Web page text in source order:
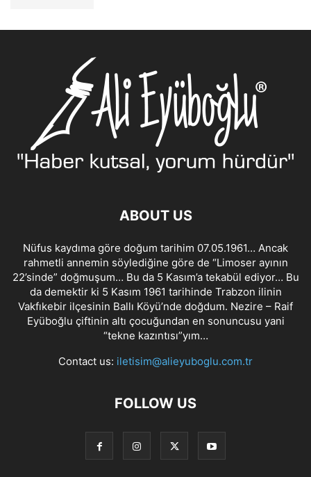
ABOUT US
Nüfus kaydıma göre doğum tarihim 07.05.1961… Ancak
rahmetli annemin söylediğine göre de “Limoser ayının
22’sinde” doğmuşum… Bu da 5 Kasım’a tekabül ediyor… Bu
da demektir ki 5 Kasım 1961 tarihinde Trabzon ilinin
Vakfıkebir ilçesinin Ballı Köyü’nde doğdum. Nezire – Raif
Eyüboğlu çiftinin altı çocuğundan en sonuncusu yani
“tekne kazıntısı”yım…
Contact us: iletisim@alieyuboglu.com.tr
FOLLOW US